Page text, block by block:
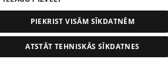
All rights reserved.
Новости Искать 1188 play
PIEKRIST VISĀM SĪKDATNĒM
ATSTĀT TEHNISKĀS SĪKDATNES